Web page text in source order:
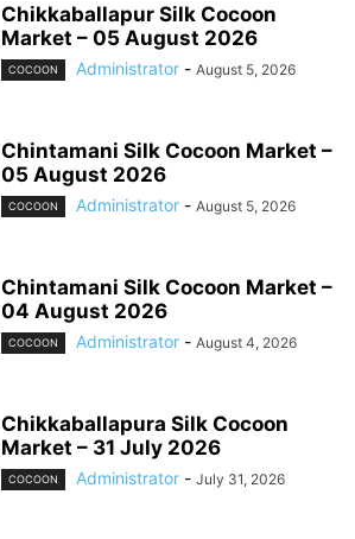
Chikkaballapur Silk Cocoon
Market – 05 August 2026
COCOON Administrator - August 5, 2026
Chintamani Silk Cocoon Market –
05 August 2026
COCOON Administrator - August 5, 2026
Chintamani Silk Cocoon Market –
04 August 2026
COCOON Administrator - August 4, 2026
Chikkaballapura Silk Cocoon
Market – 31 July 2026
COCOON Administrator - July 31, 2026